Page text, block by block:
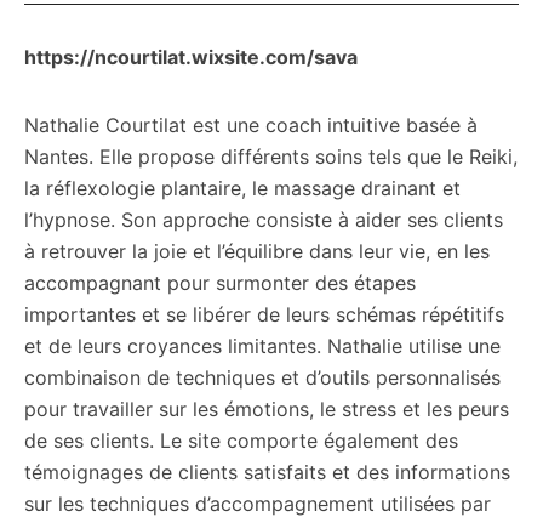
https://ncourtilat.wixsite.com/sava
Nathalie Courtilat est une coach intuitive basée à
Nantes. Elle propose différents soins tels que le Reiki,
la réflexologie plantaire, le massage drainant et
l’hypnose. Son approche consiste à aider ses clients
à retrouver la joie et l’équilibre dans leur vie, en les
accompagnant pour surmonter des étapes
importantes et se libérer de leurs schémas répétitifs
et de leurs croyances limitantes. Nathalie utilise une
combinaison de techniques et d’outils personnalisés
pour travailler sur les émotions, le stress et les peurs
de ses clients. Le site comporte également des
témoignages de clients satisfaits et des informations
sur les techniques d’accompagnement utilisées par